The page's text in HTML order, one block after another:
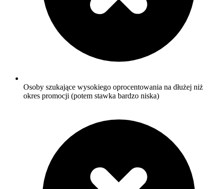
Osoby szukające wysokiego oprocentowania na dłużej niż
okres promocji (potem stawka bardzo niska)